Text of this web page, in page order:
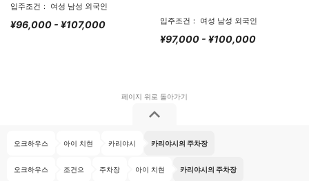
입주조건： 여성 남성 외국인
¥96,000 - ¥107,000 입주조건： 여성 남성 외국인
¥97,000 - ¥100,000
오크하우스 아이 치현 카리야시 카리야시의 주차장
오크하우스 조건으 주차장 아이 치현 카리야시의 주차장